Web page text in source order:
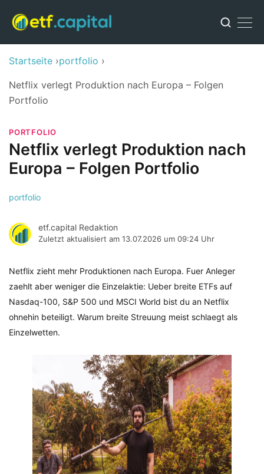
Startseite portfolio
Netflix verlegt Produktion nach Europa – Folgen
Portfolio
PORTFOLIO
Netflix verlegt Produktion nach
Europa – Folgen Portfolio
portfolio
etf.capital Redaktion
Zuletzt aktualisiert am 13.07.2026 um 09:24 Uhr
Netflix zieht mehr Produktionen nach Europa. Fuer Anleger
zaehlt aber weniger die Einzelaktie: Ueber breite ETFs auf
Nasdaq-100, S&P 500 und MSCI World bist du an Netflix
ohnehin beteiligt. Warum breite Streuung meist schlaegt als
Einzelwetten.